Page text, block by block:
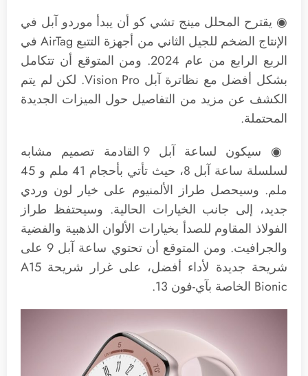
◉ يقترح المحلل مينج تشي كو أن يبدأ موردو آبل في
الإنتاج الضخم للجيل الثاني من أجهزة التتبع AirTag في
الربع الرابع من عام 2024. ومن المتوقع أن تتكامل
بشكل أفضل مع نظاترة آبل Vision Pro. لكن لم يتم
الكشف عن مزيد من التفاصيل حول الميزات الجديدة
المحتملة.
◉ سيكون لساعة آبل 9 القادمة تصميم مشابه
لسلسلة ساعة آبل 8، حيث تأتي بأحجام 41 ملم و 45
ملم. وسيحصل طراز الألمنيوم على خيار لون وردي
جديد، إلى جانب الخيارات الحالية. وسيحتفظ طراز
الفولاذ المقاوم للصدأ بخيارات الألوان الذهبية والفضية
والجرافيت. ومن المتوقع أن تحتوي ساعة آبل 9 على
شريحة جديدة لأداء أفضل، على غرار شريحة A15
Bionic الخاصة بآي-فون 13.